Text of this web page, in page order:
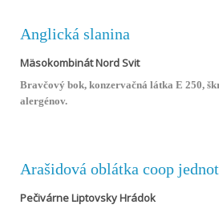
Anglická slanina
Mäsokombinát Nord Svit
Bravčový bok, konzervačná látka E 250,
alergénov.
Arašidová oblátka coop
Pečivárne Liptovsky Hrádok